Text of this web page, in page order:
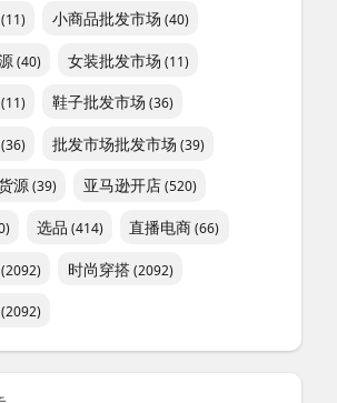
(11) 小商品批发市场 (40)
(40) 女装批发市场 (11)
(11) 鞋子批发市场 (36)
(36) 批发市场批发市场 (39)
源(39) 亚马逊开店(520)
选品 (414) 直播电商(66)
(2092) 时尚穿搭 (2092)
(2092)